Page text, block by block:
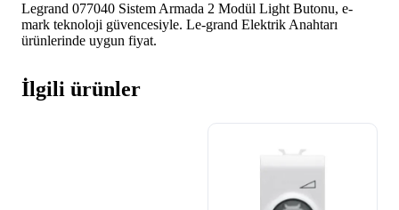
Legrand 077040 Sistem Armada 2 Modül Light Butonu, e-
mark teknoloji güvencesiyle. Le-grand Elektrik Anahtarı
ürünlerinde uygun fiyat.
İlgili ürünler